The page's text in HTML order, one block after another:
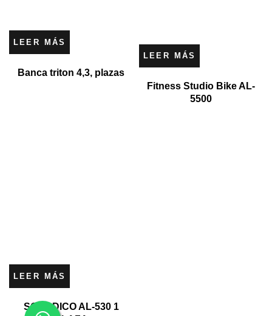
LEER MÁS
Banca triton 4,3, plazas
LEER MÁS
Fitness Studio Bike AL-
5500
LEER MÁS
SOFA DICO AL-530 1